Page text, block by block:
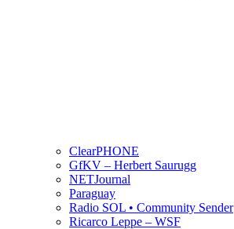
ClearPHONE
GfKV – Herbert Saurugg
NETJournal
Paraguay
Radio SOL • Community Sender
Ricarco Leppe – WSF